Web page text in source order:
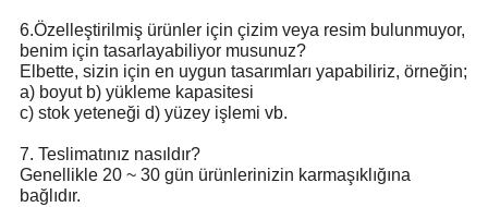
6.Özelleştirilmiş ürünler için çizim veya resim bulunmuyor,
benim için tasarlayabiliyor musunuz?
Elbette, sizin için en uygun tasarımları yapabiliriz, örneğin;
a) boyut b) yükleme kapasitesi
c) stok yeteneği d) yüzey işlemi vb.
7. Teslimatınız nasıldır?
Genellikle 20 ~ 30 gün ürünlerinizin karmaşıklığına
bağlıdır.